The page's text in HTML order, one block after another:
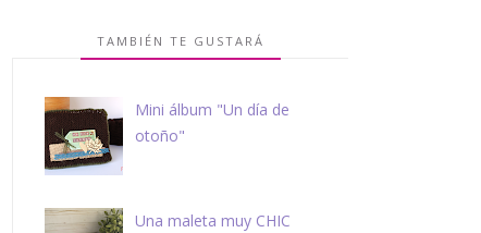
TAMBIÉN TE GUSTARÁ
Mini álbum "Un día de
otoño"
Una maleta muy CHIC